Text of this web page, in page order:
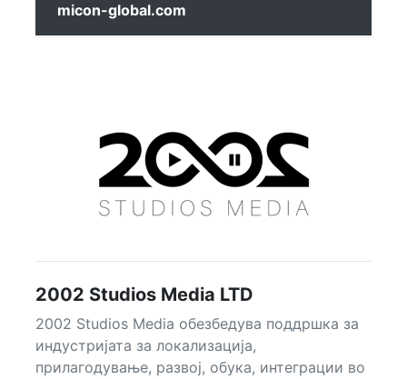
micon-global.com
2002 Studios Media LTD
2002 Studios Media обезбедува поддршка за
индустријата за локализација,
прилагодување, развој, обука, интеграции во